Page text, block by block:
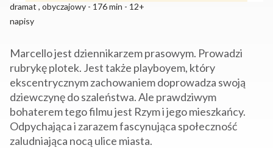
dramat , obyczajowy - 176 min - 12+
napisy
Marcello jest dziennikarzem prasowym. Prowadzi
rubrykę plotek. Jest także playboyem, który
ekscentrycznym zachowaniem doprowadza swoją
dziewczynę do szaleństwa. Ale prawdziwym
bohaterem tego filmu jest Rzym i jego mieszkańcy.
Odpychająca i zarazem fascynująca społeczność
zaludniająca nocą ulice miasta.